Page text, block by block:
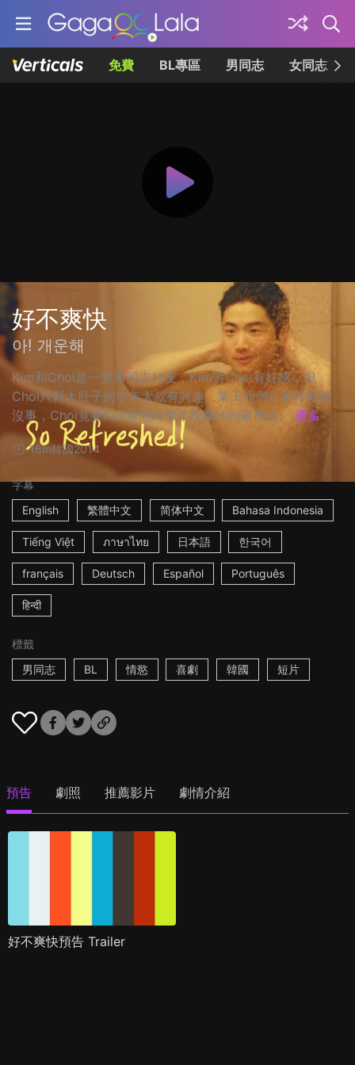
免費 BL專區 男同志 女同志
好不爽快
아! 개운해
Kim和Choi是一對男同志好友，Kim對Choi有好感，但
Choi只對大肚子的中年大叔有興趣。某天他們在家裡閒閒
沒事，Choi竟要Kim幫他叫中年按摩師到家裡來。
更多
16m韓國2014
字幕
English
繁體中文 简体中文 Bahasa Indonesia
Tiếng Việt ภาษาไทย 日本語 한국어
français Deutsch Español Português
हिन्दी
標籤
男同志
BL 情慾 喜劇 韓國 短片
預告 劇照 推薦影片 劇情介紹
好不爽快預告 Trailer